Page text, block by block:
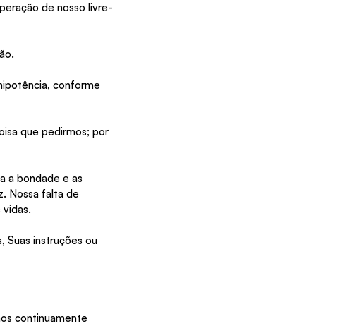
de nosso livre-
conforme
que pedirmos; por
a bondade e as
Nossa falta de
Suas instruções ou
continuamente